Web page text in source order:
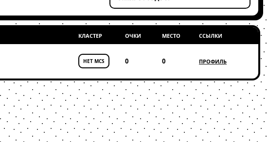
КЛАСТЕР ОЧКИ МЕСТО ССЫЛКИ
НЕТ MCS 0 0 ПРОФИЛЬ